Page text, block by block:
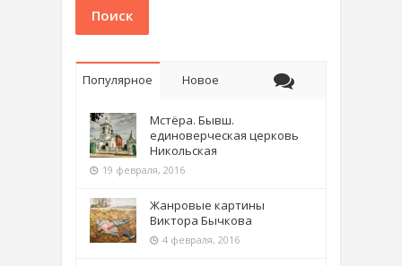
Поиск
Популярное Новое
Мстёра. Бывш.
единоверческая церковь
Никольская
19 февраля, 2016
Жанровые картины
Виктора Бычкова
4 февраля, 2016